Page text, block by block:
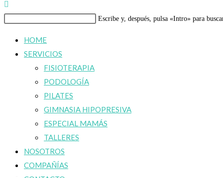
Buscar
Escribe y, después, pulsa «Intro» para
HOME
SERVICIOS
FISIOTERAPIA
PODOLOGÍA
PILATES
GIMNASIA HIPOPRESIVA
ESPECIAL MAMÁS
TALLERES
NOSOTROS
COMPAÑÍAS